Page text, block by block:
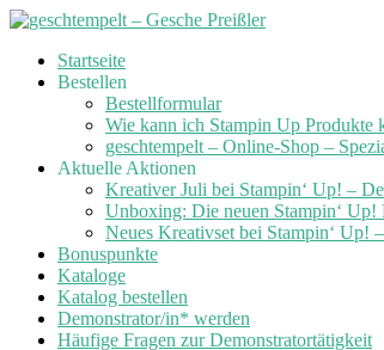
Skip
Startseite
Bestellen
Bestellformular
Wie kann ich Stampin Up Produkte
geschtempelt – Online-Shop –
Aktuelle Aktionen
Kreativer Juli bei Stampin‘ Up! –
Unboxing: Die neuen Stampin‘
Neues Kreativset bei Stampin‘ Up!
Bonuspunkte
Kataloge
Katalog bestellen
Demonstrator/in* werden
Häufige Fragen zur Demonstratortätigkeit